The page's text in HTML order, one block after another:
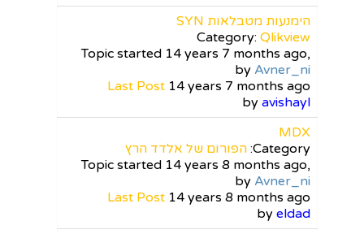
הימנעות מטבלאות SYN
Category: Qlikview
Topic started 14 years 7 months ago,
by Avner_ni
Last Post 14 years 7 months ago
by avishayl
MDX
Category: הפורום של אלדד הרץ
Topic started 14 years 8 months ago,
by Avner_ni
Last Post 14 years 8 months ago
by eldad